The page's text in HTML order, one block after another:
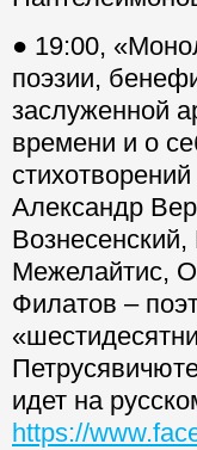
● 19:00,
поэзии,
заслуженной
времени и о
Александр
Межелайтис,
Филатов –
идет на
https://